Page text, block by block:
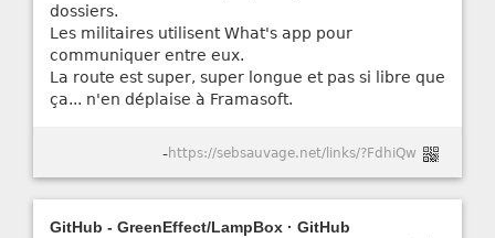
dossiers.
Les militaires utilisent What's app pour
communiquer entre eux.
La route est super, super longue et pas si libre que
ça... n'en déplaise à Framasoft.
-https://sebsauvage.net/links/?FdhiQw
GitHub - GreenEffect/LampBox · GitHub